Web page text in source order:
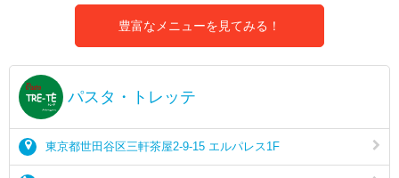
豊富なメニューを見てみる！
パスタ・トレッテ
東京都世田谷区三軒茶屋2-9-15 エルパレス1F